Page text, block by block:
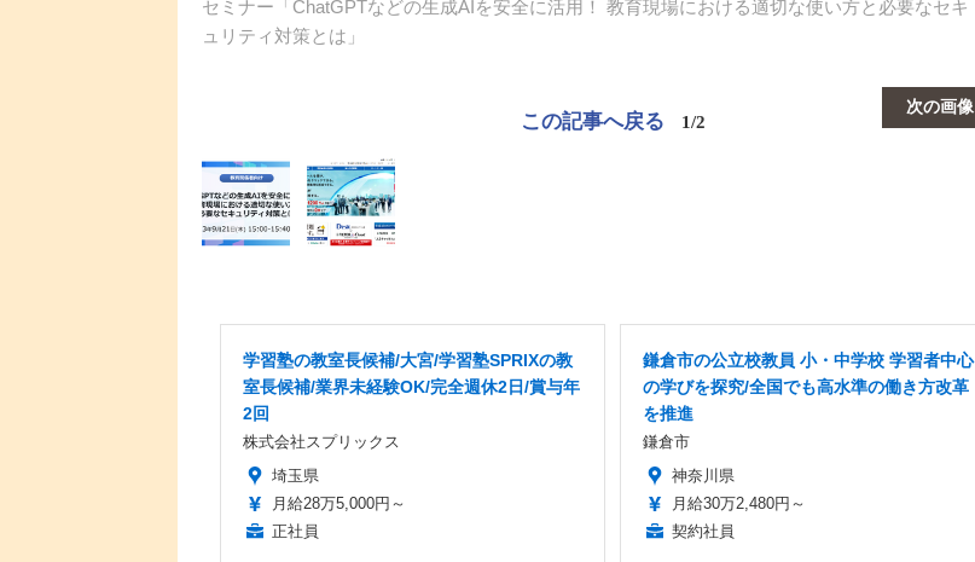
セミナー「ChatGPTなどの生成AIを安全に活用！ 教育現場における適切な使い方と必要なセキ
ュリティ対策とは」
次の画像
この記事へ戻る 1/2
学習塾の教室長候補/大宮/学習塾SPRIXの教
室長候補/業界未経験OK/完全週休2日/賞与年
2回
株式会社スプリックス
埼玉県
月給28万5,000円～
正社員
鎌倉市の公立校教員 小・中学校 学習者中心
の学びを探究/全国でも高水準の働き方改革
を推進
鎌倉市
神奈川県
月給30万2,480円～
契約社員